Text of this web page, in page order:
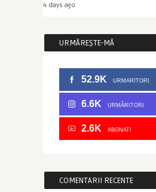
4 days ago
URMĂREȘTE-MĂ
52.9K URMARITORI
6.6K URMĂRITORI
2.6K ABONATI
COMENTARII RECENTE